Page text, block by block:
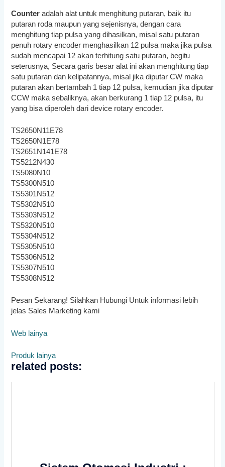
Counter adalah alat untuk menghitung putaran, baik itu
putaran roda maupun yang sejenisnya, dengan cara
menghitung tiap pulsa yang dihasilkan, misal satu putaran
penuh rotary encoder menghasilkan 12 pulsa maka jika pulsa
sudah mencapai 12 akan terhitung satu putaran, begitu
seterusnya, Secara garis besar alat ini akan menghitung tiap
satu putaran dan kelipatannya, misal jika diputar CW maka
putaran akan bertambah 1 tiap 12 pulsa, kemudian jika diputar
CCW maka sebaliknya, akan berkurang 1 tiap 12 pulsa, itu
yang bisa diperoleh dari device rotary encoder.
TS2650N11E78
TS2650N1E78
TS2651N141E78
TS5212N430
TS5080N10
TS5300N510
TS5301N512
TS5302N510
TS5303N512
TS5320N510
TS5304N512
TS5305N510
TS5306N512
TS5307N510
TS5308N512
Pesan Sekarang! Silahkan Hubungi Untuk informasi lebih
jelas Sales Marketing kami
Web lainya
Produk lainya
related posts: